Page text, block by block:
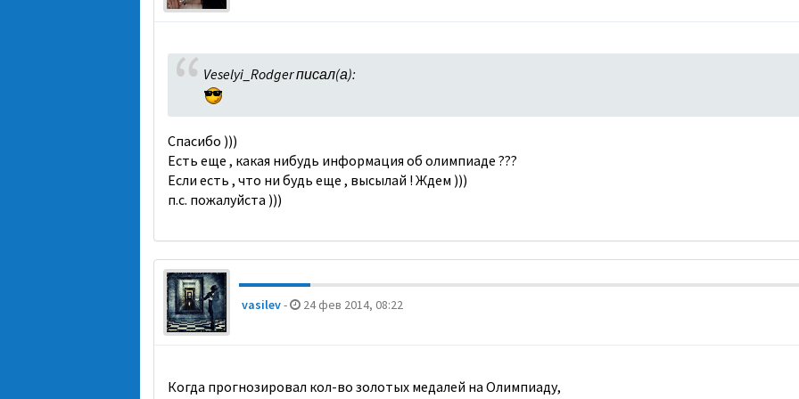
Veselyi_Rodger писал(а):
Спасибо )))
Есть еще , какая нибудь информация об олимпиаде ???
Если есть , что ни будь еще , высылай ! Ждем )))
п.с. пожалуйста )))
vasilev- 24 фев 2014, 08:22
Когда прогнозировал кол-во золотых медалей на Олимпиаду,